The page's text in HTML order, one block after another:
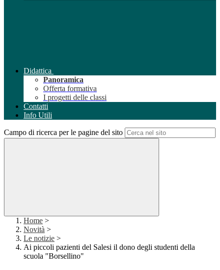
Didattica
Panoramica
Offerta formativa
I progetti delle classi
Contatti
Info Utili
Campo di ricerca per le pagine del sito
Home >
Novità >
Le notizie >
Ai piccoli pazienti del Salesi il dono degli studenti della
scuola "Borsellino"